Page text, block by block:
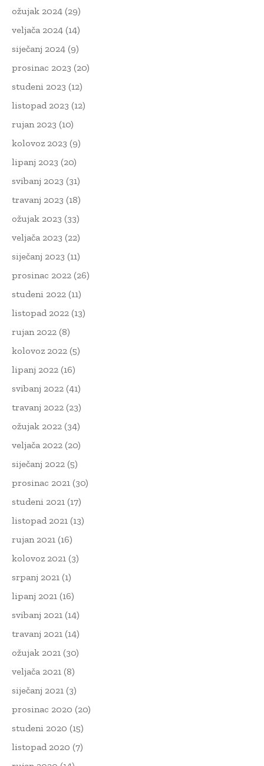
ožujak 2024 (29)
veljača 2024 (14)
siječanj 2024 (9)
prosinac 2023 (20)
studeni 2023 (12)
listopad 2023 (12)
rujan 2023 (10)
kolovoz 2023 (9)
lipanj 2023 (20)
svibanj 2023 (31)
travanj 2023 (18)
ožujak 2023 (33)
veljača 2023 (22)
siječanj 2023 (11)
prosinac 2022 (26)
studeni 2022 (11)
listopad 2022 (13)
rujan 2022 (8)
kolovoz 2022 (5)
lipanj 2022 (16)
svibanj 2022 (41)
travanj 2022 (23)
ožujak 2022 (34)
veljača 2022 (20)
siječanj 2022 (5)
prosinac 2021 (30)
studeni 2021 (17)
listopad 2021 (13)
rujan 2021 (16)
kolovoz 2021 (3)
srpanj 2021 (1)
lipanj 2021 (16)
svibanj 2021 (14)
travanj 2021 (14)
ožujak 2021 (30)
veljača 2021 (8)
siječanj 2021 (3)
prosinac 2020 (20)
studeni 2020 (15)
listopad 2020 (7)